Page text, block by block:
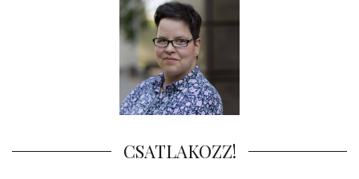
CSATLAKOZZ!